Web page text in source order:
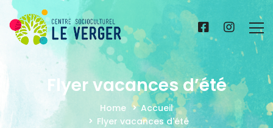
Flyer vacances d’été
Home
Accueil
Flyer vacances d'été